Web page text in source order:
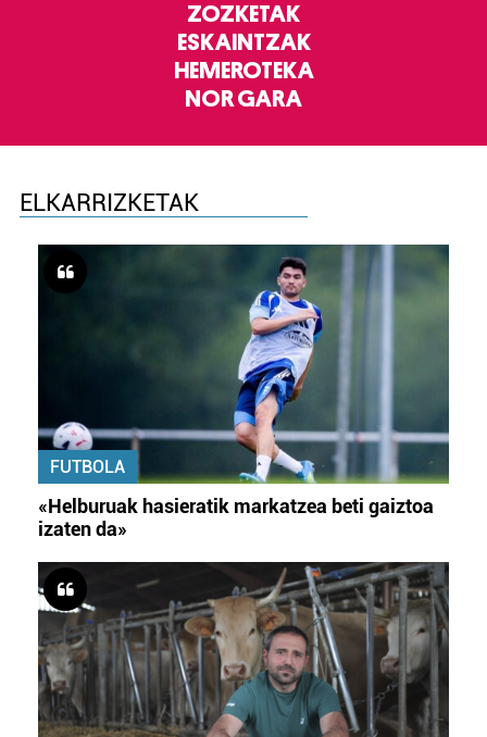
ZOZKETAK
ESKAINTZAK
HEMEROTEKA
NOR GARA
ELKARRIZKETAK
FUTBOLA
«Helburuak hasieratik markatzea beti gaiztoa
izaten da»